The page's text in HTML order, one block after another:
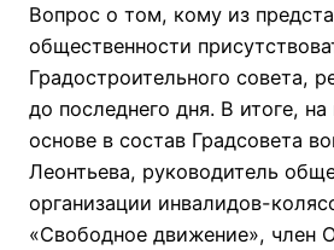
Вопрос о том, кому из
общественности
Градостроительного совета,
до последнего дня. В итоге, на
основе в состав Градсовета
Леонтьева, руководитель
организации инвалидов-
«Свободное движение», член